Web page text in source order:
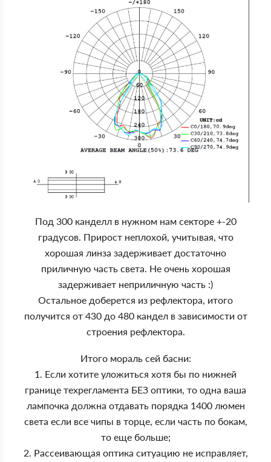
Под 300 канделл в нужном нам секторе +-20
градусов. Прирост неплохой, учитывая, что
хорошая линза задерживает достаточно
приличную часть света. Не очень хорошая
задерживает неприличную часть :)
Остальное доберется из рефлектора, итого
получится от 430 до 480 кандел в зависимости от
строения рефлектора.
Итого мораль сей басни:
1. Если хотите уложиться хотя бы по нижней
границе техрегламента БЕЗ оптики, то одна ваша
лампочка должна отдавать порядка 1400 люмен
света если все чипы в торце, если часть по бокам,
то еще больше;
2. Рассеивающая оптика ситуацию не исправляет,